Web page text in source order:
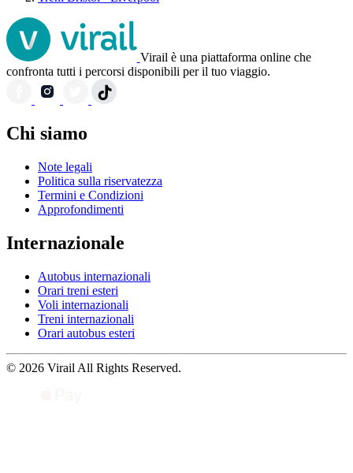
Virail è una piattaforma online che
confronta tutti i percorsi disponibili per il tuo viaggio.
Chi siamo
Note legali
Politica sulla riservatezza
Termini e Condizioni
Approfondimenti
Internazionale
Autobus internazionali
Orari treni esteri
Voli internazionali
Treni internazionali
Orari autobus esteri
© 2026 Virail All Rights Reserved.